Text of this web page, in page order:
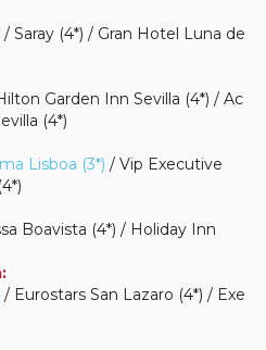
Saray (4*) / Gran Hotel Luna de
Garden Inn Sevilla (4*) / Ac
(4*)
Lisboa (3*) / Vip Executive
Boavista (4*) / Holiday Inn
/ Eurostars San Lazaro (4*) / Exe